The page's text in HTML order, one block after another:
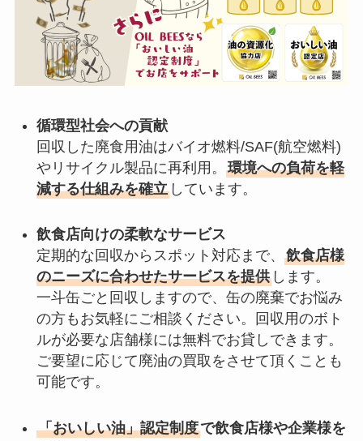
循環型社会への貢献
回収した廃食用油はバイオ燃料/SAF(航空燃料)
やリサイクル製品に再利用。 環境への負荷を軽
減する仕組みを確立しています。
飲食店向けの柔軟なサービス
定期的な回収からスポット対応まで、 飲食店様
のニーズに合わせたサービスを提供します。
一斗缶ごと回収しますので、缶の廃棄でお悩み
の方もお気軽にご相談ください。回収用のボト
ルが必要な店舗様には無料でお貸しできます。
ご要望に応じて廃油の買取をさせて頂くことも
可能です。
「おいしい油」認定制度で飲食店様や企業様を